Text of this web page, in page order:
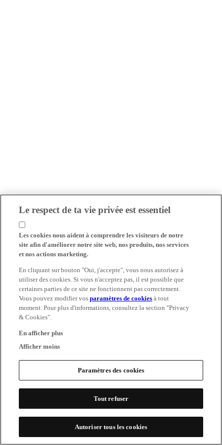
Le respect de ta vie privée est essentiel
Les cookies nous aident à comprendre les visiteurs de notre
site afin d'améliorer notre site web, nos produits, nos services
et nos actions marketing.
En cliquant sur bouton "Oui, j'accepte", vous nous autorisez à
utiliser des cookies. Si vous n'acceptez pas, il est possible que
certaines parties de ce site ne fonctionnent pas correctement.
Vous pouvez modifier vosparamètres de cookies à tout
moment. Pour plus d'informations, consultez la section "Privacy
& Cookies".
En afficher plus
Afficher moins
Paramètres des cookies
Tout refuser
Autoriser tous les cookies